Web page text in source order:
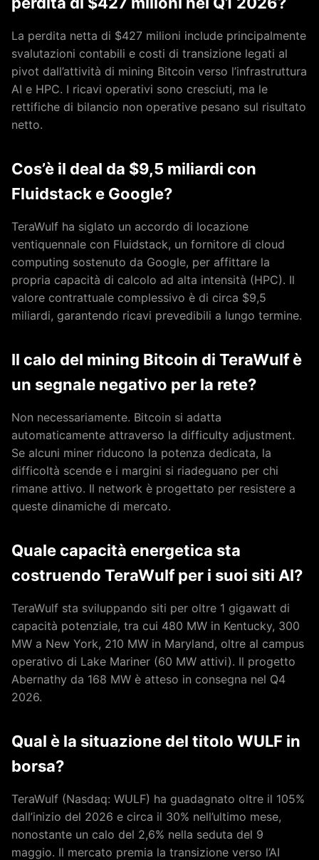
La perdita netta di $427 milioni include principalmente
svalutazioni contabili e costi di transizione legati al
pivot dall’attività di mining Bitcoin verso l’infrastruttura
AI e HPC. I ricavi operativi sono cresciuti, ma le
rettifiche di bilancio non operative pesano sul risultato
netto.
Cos’è il deal da $9,5 miliardi con
Fluidstack e Google?
TeraWulf ha siglato un accordo di locazione
ventiquennale con Fluidstack, un fornitore di cloud
computing sostenuto da Google, per affittare la
propria capacità di calcolo ad alta intensità (HPC). Il
valore contrattuale complessivo è di circa $9,5
miliardi, garantendo ricavi prevedibili a lungo termine.
Il calo del mining Bitcoin di TeraWulf è
un segnale negativo per la rete?
Non necessariamente. Bitcoin si adatta
automaticamente attraverso la difficulty adjustment.
Se alcuni miner riducono la potenza dedicata, la
difficoltà scende e i margini si riadeguano per chi
rimane attivo. Il network è progettato per resistere a
queste dinamiche di mercato.
Quale capacità energetica sta
costruendo TeraWulf per i suoi siti AI?
TeraWulf sta sviluppando siti per oltre 1 gigawatt di
capacità potenziale, tra cui 480 MW in Kentucky, 300
MW a New York, 210 MW in Maryland, oltre al campus
operativo di Lake Mariner (60 MW attivi). Il progetto
Abernathy da 168 MW è atteso in consegna nel Q4
2026.
Qual è la situazione del titolo WULF in
borsa?
TeraWulf (Nasdaq: WULF) ha guadagnato oltre il 105%
dall’inizio del 2026 e circa il 30% nell’ultimo mese,
nonostante un calo del 2,6% nella seduta del 9
maggio. Il mercato premia la transizione verso l’AI